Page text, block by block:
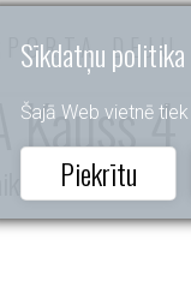
Sīkdatņu politika
Šajā Web vietnē
Piekrītu
DEJU
Kauss